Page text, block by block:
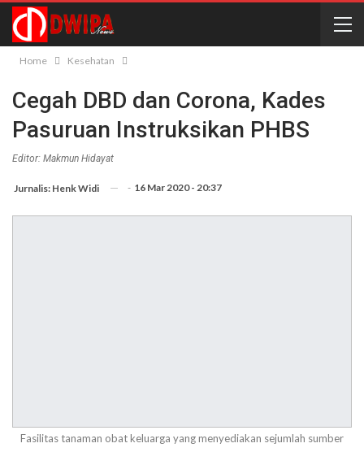
Home Kesehatan
Cegah DBD dan Corona, Kades
Pasuruan Instruksikan PHBS
Editor: Makmun Hidayat
Jurnalis: Henk Widi - 16 Mar 2020 - 20:37
Fasilitas tanaman obat keluarga yang menyediakan sejumlah sumber